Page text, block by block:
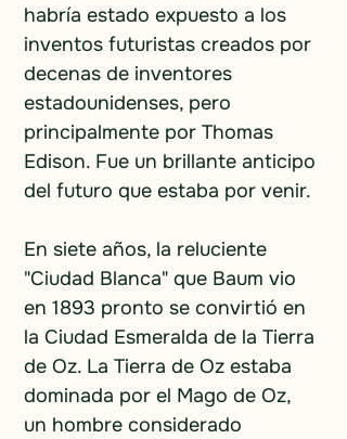
habría estado expuesto a los
inventos futuristas creados por
decenas de inventores
estadounidenses, pero
principalmente por Thomas
Edison. Fue un brillante anticipo
del futuro que estaba por venir.
En siete años, la reluciente
"Ciudad Blanca" que Baum vio
en 1893 pronto se convirtió en
la Ciudad Esmeralda de la Tierra
de Oz. La Tierra de Oz estaba
dominada por el Mago de Oz,
un hombre considerado